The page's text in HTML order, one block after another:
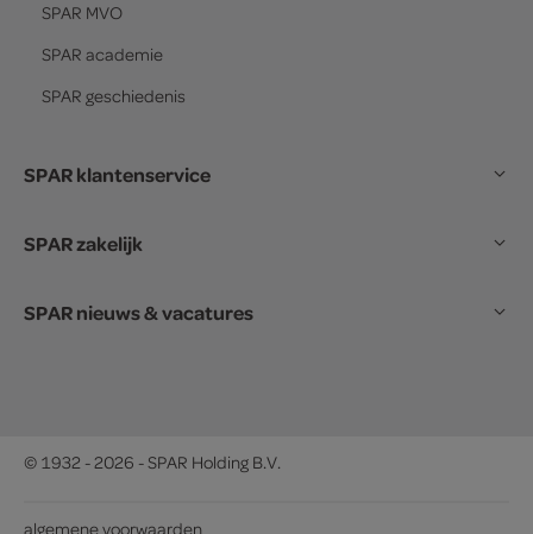
SPAR MVO
SPAR academie
SPAR geschiedenis
SPAR klantenservice
SPAR zakelijk
SPAR nieuws & vacatures
© 1932 - 2026 - SPAR Holding B.V.
algemene voorwaarden